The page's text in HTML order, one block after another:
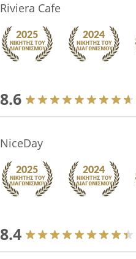
Riviera Cafe
8.6
NiceDay
8.4